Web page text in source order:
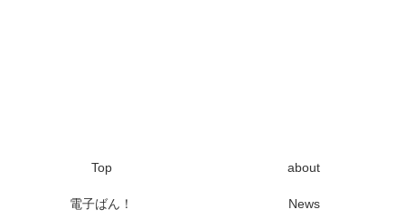
Top about
電子ばん！ News